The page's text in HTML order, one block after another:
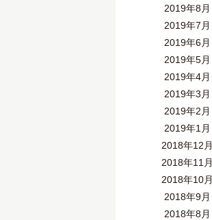
2019年8月
2019年7月
2019年6月
2019年5月
2019年4月
2019年3月
2019年2月
2019年1月
2018年12月
2018年11月
2018年10月
2018年9月
2018年8月